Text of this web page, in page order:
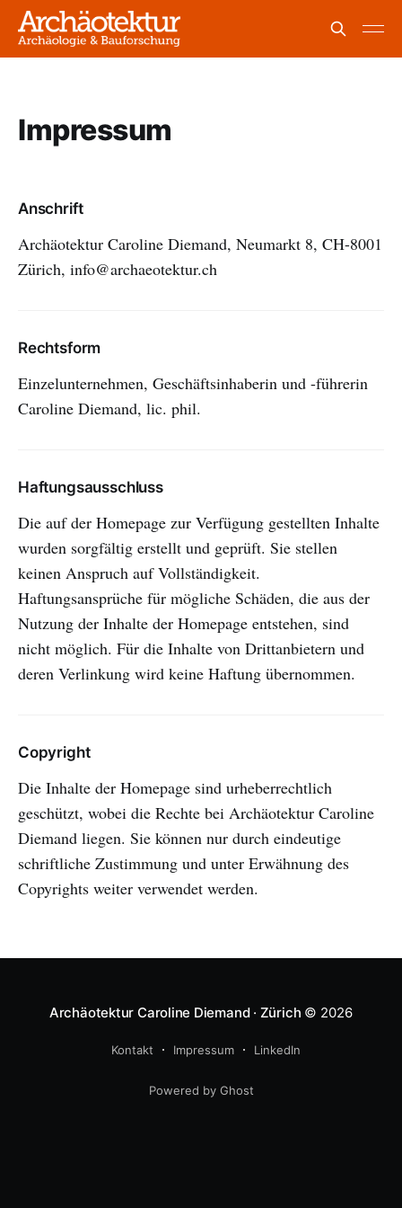
Impressum
Anschrift
Archäotektur Caroline Diemand, Neumarkt 8, CH-8001
Zürich, info@archaeotektur.ch
Rechtsform
Einzelunternehmen, Geschäftsinhaberin und -führerin
Caroline Diemand, lic. phil.
Haftungsausschluss
Die auf der Homepage zur Verfügung gestellten Inhalte
wurden sorgfältig erstellt und geprüft. Sie stellen
keinen Anspruch auf Vollständigkeit.
Haftungsansprüche für mögliche Schäden, die aus der
Nutzung der Inhalte der Homepage entstehen, sind
nicht möglich. Für die Inhalte von Drittanbietern und
deren Verlinkung wird keine Haftung übernommen.
Copyright
Die Inhalte der Homepage sind urheberrechtlich
geschützt, wobei die Rechte bei Archäotektur Caroline
Diemand liegen. Sie können nur durch eindeutige
schriftliche Zustimmung und unter Erwähnung des
Copyrights weiter verwendet werden.
Archäotektur Caroline Diemand · Zürich © 2026
Kontakt Impressum LinkedIn
Powered by Ghost